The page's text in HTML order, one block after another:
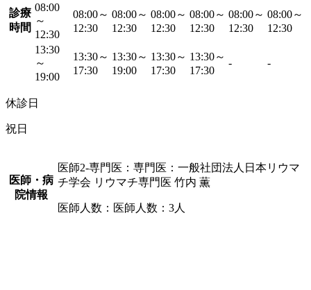
診療
時間
08:00
～
12:30
08:00～
12:30
08:00～
12:30
08:00～
12:30
08:00～
12:30
08:00～
12:30
08:00～
12:30
13:30
～
19:00
13:30～
17:30
13:30～
19:00
13:30～
17:30
13:30～
17:30
- -
休診日
祝日
医師・病
院情報
医師2-専門医：専門医：一般社団法人日本リウマ
チ学会 リウマチ専門医 竹内 薫
医師人数：医師人数：3人